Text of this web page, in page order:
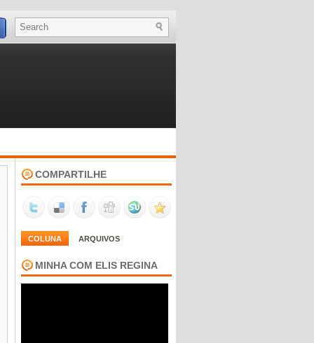
COMPARTILHE
COLUNA ARQUIVOS
MINHA COM ELIS REGINA